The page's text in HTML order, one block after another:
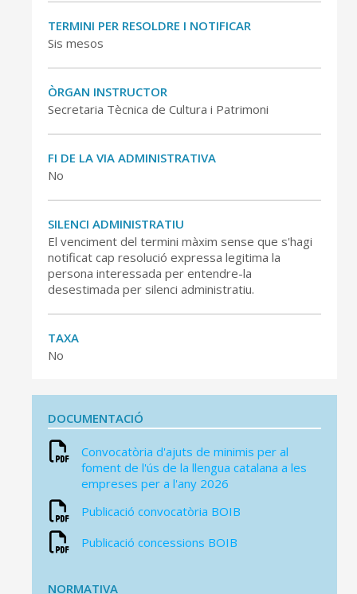
SEU ELECTRÒNICA
MALLORCA.ES
TRANSPARÈNCIA
TERMINI PER RESOLDRE I NOTIFICAR
Sis mesos
ÒRGAN INSTRUCTOR
Secretaria Tècnica de Cultura i Patrimoni
FI DE LA VIA ADMINISTRATIVA
No
SILENCI ADMINISTRATIU
El venciment del termini màxim sense que s'hagi
notificat cap resolució expressa legitima la
persona interessada per entendre-la
desestimada per silenci administratiu.
TAXA
No
DOCUMENTACIÓ
Convocatòria d'ajuts de minimis per al
foment de l'ús de la llengua catalana a les
empreses per a l'any 2026
Publicació convocatòria BOIB
Publicació concessions BOIB
NORMATIVA